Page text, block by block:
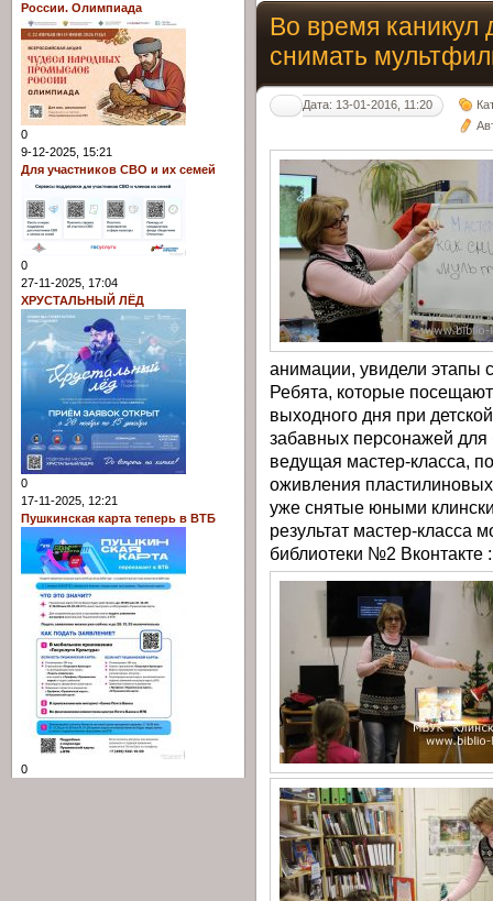
Во время каникул
снимать
Дата: 13-01-2016, 11:20
анимации, увидели этапы
Ребята, которые
выходного дня при
забавных персонажей
ведущая мастер-класса,
оживления
уже снятые юными
результат мастер-класса
библиотеки №2 Вконтакте
России. Олимпиада
0
9-12-2025, 15:21
Для участников СВО и их семей
0
27-11-2025, 17:04
ХРУСТАЛЬНЫЙ ЛЁД
0
17-11-2025, 12:21
Пушкинская карта теперь в ВТБ
0